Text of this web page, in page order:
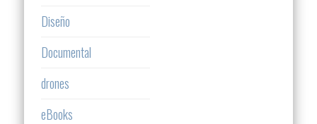
Diseño
Documental
drones
eBooks